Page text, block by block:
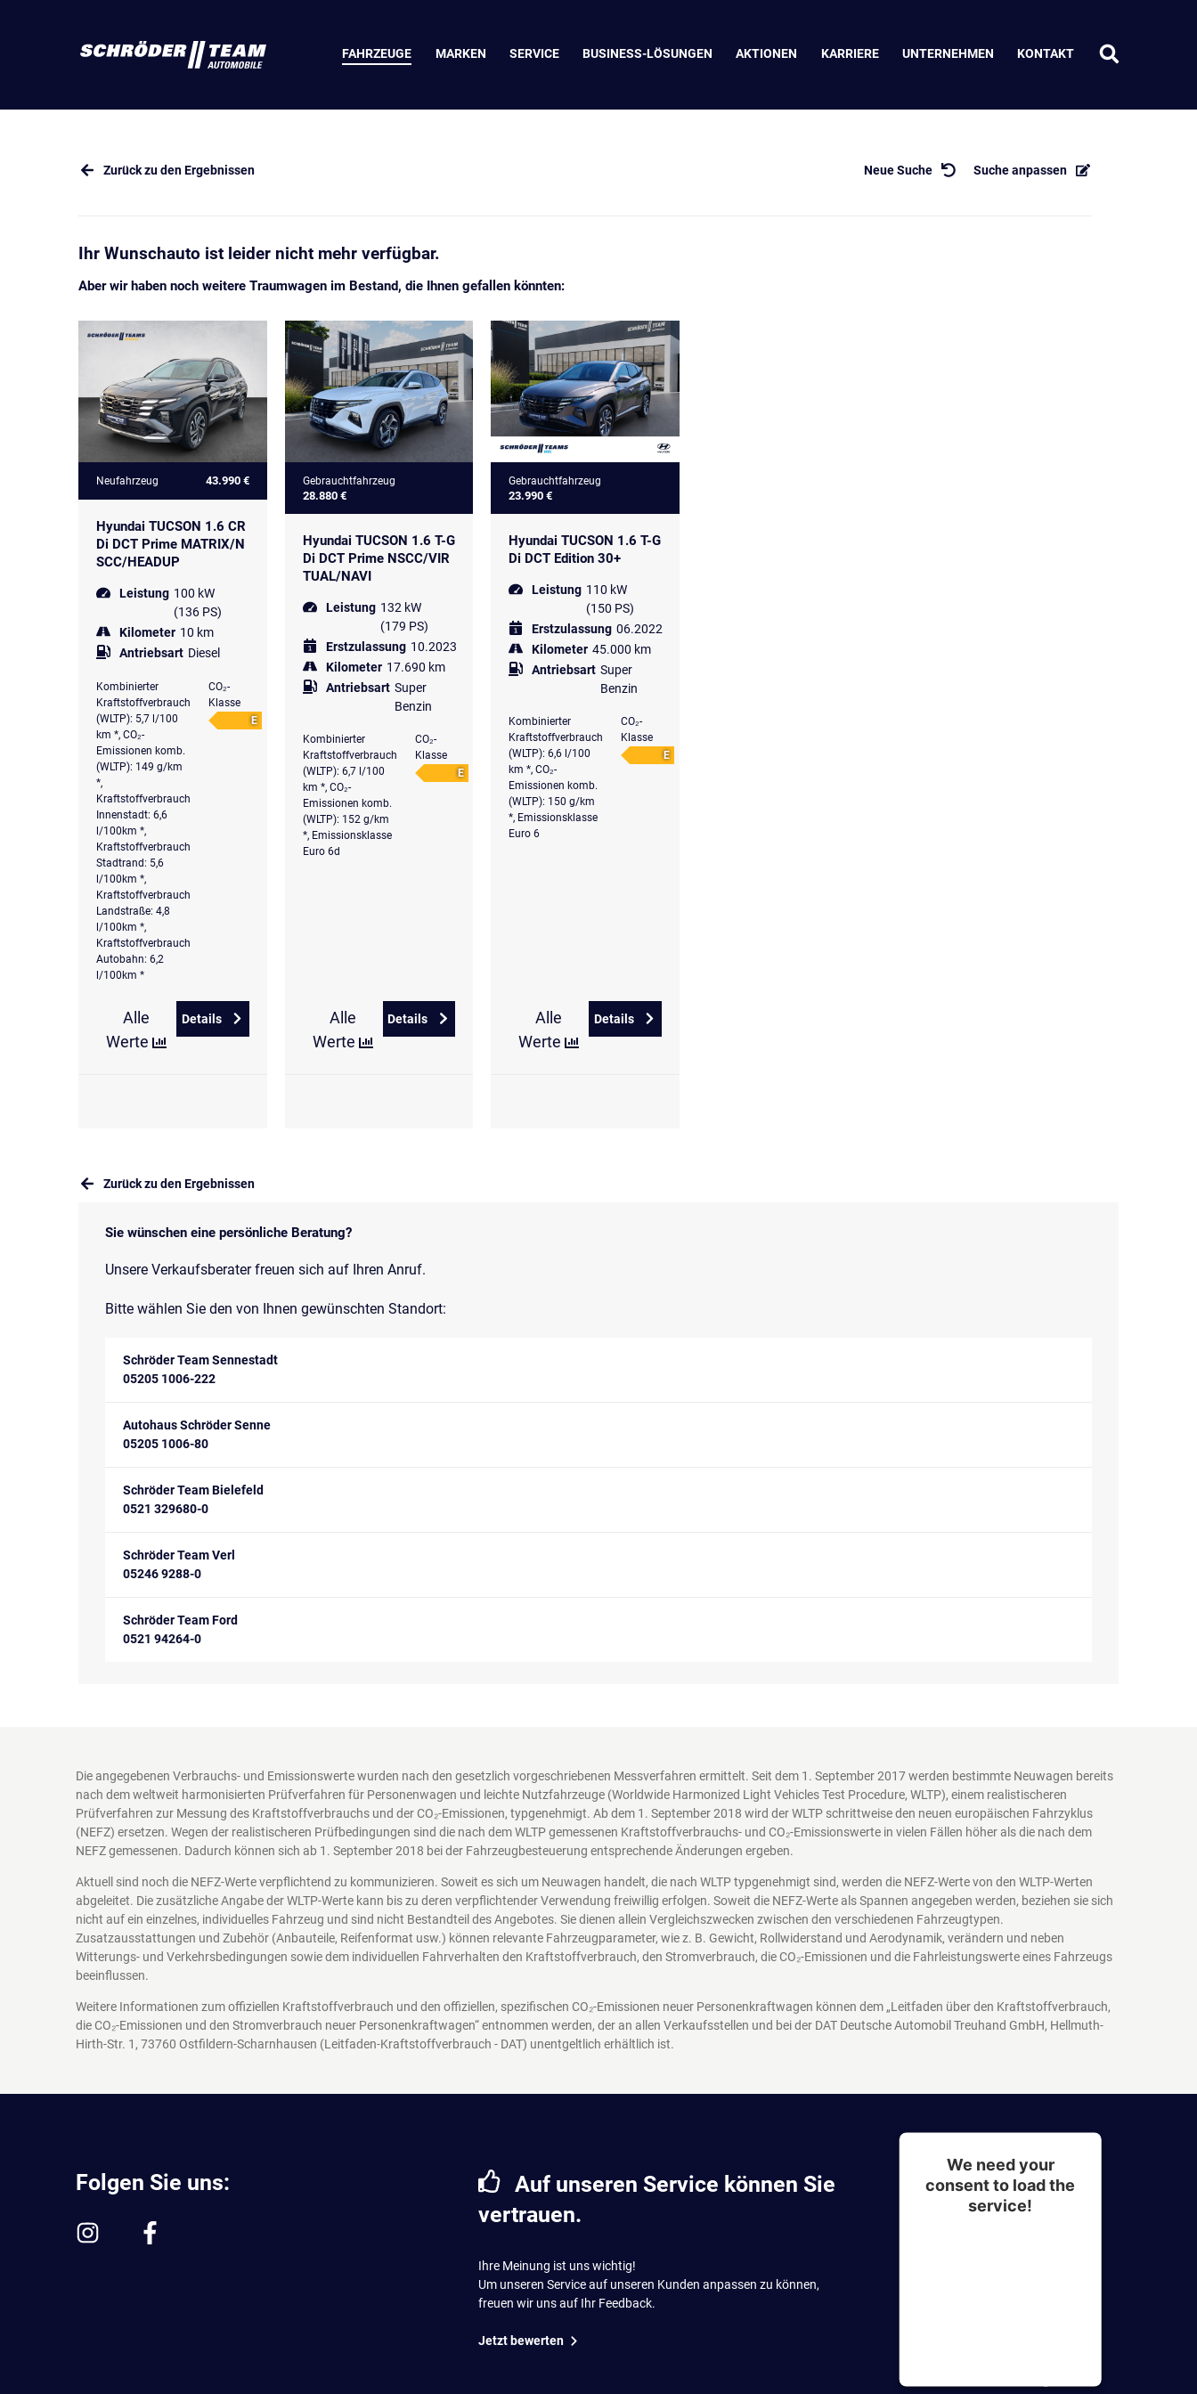
FAHRZEUGE MARKEN SERVICE BUSINESS-LÖSUNGEN AKTIONEN KARRIERE UNTERNEHMEN KONTAKT
Zurück zu den Ergebnissen Neue Suche Suche anpassen
Ihr Wunschauto ist leider nicht mehr verfügbar.
Aber wir haben noch weitere Traumwagen im Bestand, die Ihnen gefallen könnten:
Neufahrzeug 43.990 €
Hyundai TUCSON 1.6 CR
Di DCT Prime MATRIX/N
SCC/HEADUP
Leistung 100 kW
(136 PS)
Kilometer 10 km
Antriebsart Diesel
Kombinierter
Kraftstoffverbrauch
(WLTP): 5,7 l/100
km *, CO₂-
Emissionen komb.
(WLTP): 149 g/km
*,
Kraftstoffverbrauch
Innenstadt: 6,6
l/100km *,
Kraftstoffverbrauch
Stadtrand: 5,6
l/100km *,
Kraftstoffverbrauch
Landstraße: 4,8
l/100km *,
Kraftstoffverbrauch
Autobahn: 6,2
l/100km *
CO₂-
Klasse
E
Alle
Werte
Details
zu Hyundai TUCSON 1.6 CRDi DCT Prime MATRIX/NSCC/HEADUP
Gebrauchtfahrzeug
28.880 €
Hyundai TUCSON 1.6 T-G
Di DCT Prime NSCC/VIR
TUAL/NAVI
Leistung 132 kW
(179 PS)
Erstzulassung 10.2023
Kilometer 17.690 km
Antriebsart Super
Benzin
Kombinierter
Kraftstoffverbrauch
(WLTP): 6,7 l/100
km *, CO₂-
Emissionen komb.
(WLTP): 152 g/km
*, Emissionsklasse
Euro 6d
CO₂-
Klasse
E
Alle
Werte
Details
zu Hyundai TUCSON 1.6 T-GDi DCT Prime NSCC/VIRTUAL/NAVI
Gebrauchtfahrzeug
23.990 €
Hyundai TUCSON 1.6 T-G
Di DCT Edition 30+
Leistung 110 kW
(150 PS)
Erstzulassung 06.2022
Kilometer 45.000 km
Antriebsart Super
Benzin
Kombinierter
Kraftstoffverbrauch
(WLTP): 6,6 l/100
km *, CO₂-
Emissionen komb.
(WLTP): 150 g/km
*, Emissionsklasse
Euro 6
CO₂-
Klasse
E
Alle
Werte
Details
zu Hyundai TUCSON 1.6 T-GDi DCT Edition 30+
Zurück zu den Ergebnissen
Sie wünschen eine persönliche Beratung?
Unsere Verkaufsberater freuen sich auf Ihren Anruf.
Bitte wählen Sie den von Ihnen gewünschten Standort:
Schröder Team Sennestadt
05205 1006-222
Autohaus Schröder Senne
05205 1006-80
Schröder Team Bielefeld
0521 329680-0
Schröder Team Verl
05246 9288-0
Schröder Team Ford
0521 94264-0
Die angegebenen Verbrauchs- und Emissionswerte wurden nach den gesetzlich vorgeschriebenen Messverfahren ermittelt. Seit dem 1. September 2017 werden bestimmte Neuwagen bereits
nach dem weltweit harmonisierten Prüfverfahren für Personenwagen und leichte Nutzfahrzeuge (Worldwide Harmonized Light Vehicles Test Procedure, WLTP), einem realistischeren
Prüfverfahren zur Messung des Kraftstoffverbrauchs und der CO₂-Emissionen, typgenehmigt. Ab dem 1. September 2018 wird der WLTP schrittweise den neuen europäischen Fahrzyklus
(NEFZ) ersetzen. Wegen der realistischeren Prüfbedingungen sind die nach dem WLTP gemessenen Kraftstoffverbrauchs- und CO₂-Emissionswerte in vielen Fällen höher als die nach dem
NEFZ gemessenen. Dadurch können sich ab 1. September 2018 bei der Fahrzeugbesteuerung entsprechende Änderungen ergeben.
Aktuell sind noch die NEFZ-Werte verpflichtend zu kommunizieren. Soweit es sich um Neuwagen handelt, die nach WLTP typgenehmigt sind, werden die NEFZ-Werte von den WLTP-Werten
abgeleitet. Die zusätzliche Angabe der WLTP-Werte kann bis zu deren verpflichtender Verwendung freiwillig erfolgen. Soweit die NEFZ-Werte als Spannen angegeben werden, beziehen sie sich
nicht auf ein einzelnes, individuelles Fahrzeug und sind nicht Bestandteil des Angebotes. Sie dienen allein Vergleichszwecken zwischen den verschiedenen Fahrzeugtypen.
Zusatzausstattungen und Zubehör (Anbauteile, Reifenformat usw.) können relevante Fahrzeugparameter, wie z. B. Gewicht, Rollwiderstand und Aerodynamik, verändern und neben
Witterungs- und Verkehrsbedingungen sowie dem individuellen Fahrverhalten den Kraftstoffverbrauch, den Stromverbrauch, die CO₂-Emissionen und die Fahrleistungswerte eines Fahrzeugs
beeinflussen.
Weitere Informationen zum offiziellen Kraftstoffverbrauch und den offiziellen, spezifischen CO₂-Emissionen neuer Personenkraftwagen können dem „Leitfaden über den Kraftstoffverbrauch,
die CO₂-Emissionen und den Stromverbrauch neuer Personenkraftwagen“ entnommen werden, der an allen Verkaufsstellen und bei der DAT Deutsche Automobil Treuhand GmbH, Hellmuth-
Hirth-Str. 1, 73760 Ostfildern-Scharnhausen (Leitfaden-Kraftstoffverbrauch - DAT) unentgeltlich erhältlich ist.
Folgen Sie uns:
Auf unseren Service können Sie
vertrauen.
Ihre Meinung ist uns wichtig!
Um unseren Service auf unseren Kunden anpassen zu können,
freuen wir uns auf Ihr Feedback.
Jetzt bewerten
We need your
consent to load the
service!